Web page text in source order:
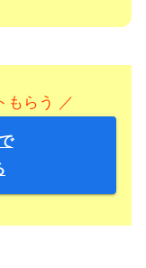
もらう ／